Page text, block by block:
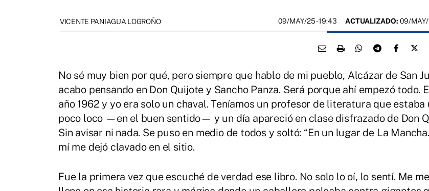
VICENTE PANIAGUA LOGROÑO 09/MAY/25- 19:43 ACTUALIZADO: 09/MAY/
No sé muy bien por qué, pero siempre que hablo de mi pueblo, Alcázar de San
acabo pensando en Don Quijote y Sancho Panza. Será porque ahí empezó todo.
año 1962 y yo era solo un chaval. Teníamos un profesor de literatura que estaba
poco loco —en el buen sentido— y un día apareció en clase disfrazado de Don
Sin avisar ni nada. Se puso en medio de todos y soltó: “En un lugar de La
mí me dejó clavado en el sitio.
Fue la primera vez que escuché de verdad ese libro. No solo lo oí, lo sentí. Me